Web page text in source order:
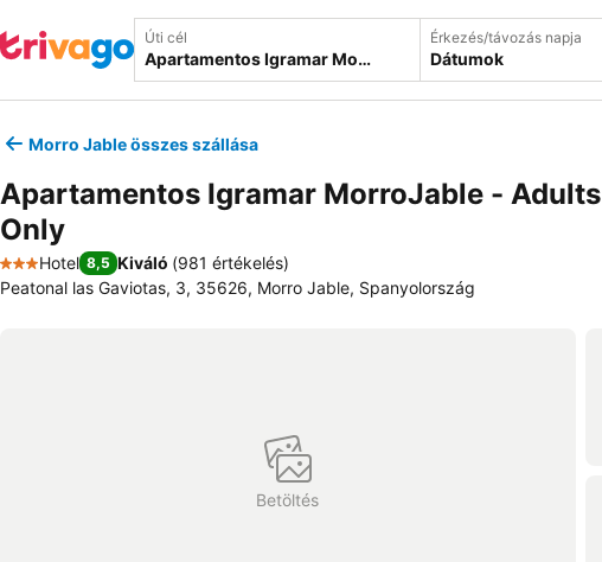
Úti cél Érkezés/távozás napja
Dátumok
Morro Jable összes szállása
Apartamentos Igramar MorroJable - Adults
Only
3 Kategória
Hotel 8,5 Kiváló (981 értékelés)
Peatonal las Gaviotas, 3, 35626, Morro Jable, Spanyolország
Betöltés